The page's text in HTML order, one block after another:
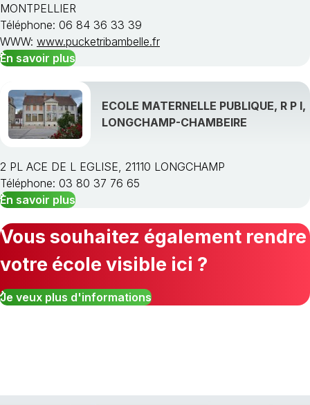
MONTPELLIER
Téléphone: 06 84 36 33 39
WWW: www.pucketribambelle.fr
En savoir plus
ECOLE MATERNELLE PUBLIQUE, R P I,
LONGCHAMP-CHAMBEIRE
2 PL ACE DE L EGLISE, 21110 LONGCHAMP
Téléphone: 03 80 37 76 65
En savoir plus
Vous souhaitez également rendre
votre école visible ici ?
Je veux plus d'informations